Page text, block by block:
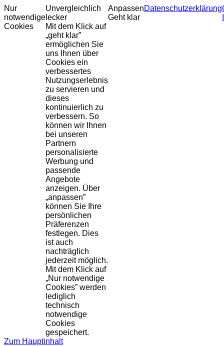
Nur
notwendige
Cookies
Unvergleichlich
lecker
Mit dem Klick auf
„geht klar”
ermöglichen Sie
uns Ihnen über
Cookies ein
verbessertes
Nutzungserlebnis
zu servieren und
dieses
kontinuierlich zu
verbessern. So
können wir Ihnen
bei unseren
Partnern
personalisierte
Werbung und
passende
Angebote
anzeigen. Über
„anpassen”
können Sie Ihre
persönlichen
Präferenzen
festlegen. Dies
ist auch
nachträglich
jederzeit möglich.
Mit dem Klick auf
„Nur notwendige
Cookies” werden
lediglich
technisch
notwendige
Cookies
gespeichert.
Anpassen
Geht klar
Datenschutzerklärung
Zum Hauptinhalt